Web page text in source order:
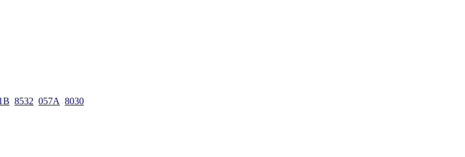
8532 057A 8030